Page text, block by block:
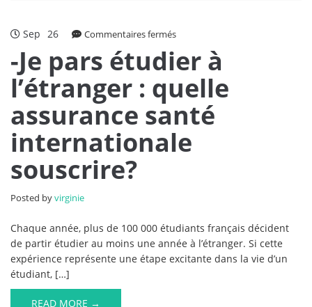
Sep 26 Commentaires ferméssur
Je
étudier
l’étranger
:
quelle
-Je pars étudier à
l’étranger : quelle
assurance santé
internationale
souscrire?
Posted byvirginie
Chaque année, plus de 100 000 étudiants français décident
de partir étudier au moins une année à l’étranger. Si cette
expérience représente une étape excitante dans la vie d’un
étudiant, […]
READ MORE →